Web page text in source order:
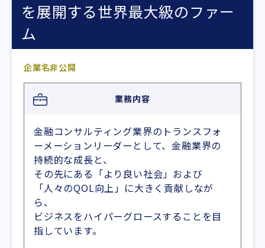
を展開する世界最大級のファー
ム
企業名非公開
業務内容
金融コンサルティング業界のトランスフォ
ーメーションリーダーとして、金融業界の
持続的な成長と、
その先にある「より良い社会」および
「人々のQOL向上」に大きく貢献しなが
ら、
ビジネスをハイパーグロースすることを目
指しています。